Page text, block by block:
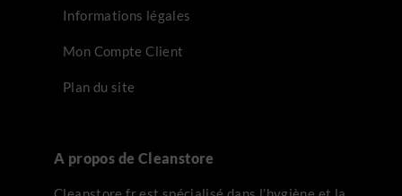
Informations légales
Mon Compte Client
Plan du site
A propos de Cleanstore